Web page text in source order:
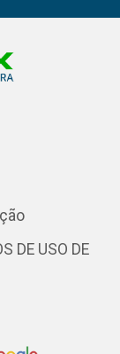
DE USO DE